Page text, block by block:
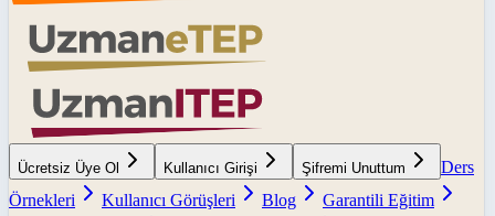
Ücretsiz Üye Ol Kullanıcı Girişi Şifremi Unuttum
Ders
Örnekleri
Kullanıcı Görüşleri Blog
Garantili Eğitim